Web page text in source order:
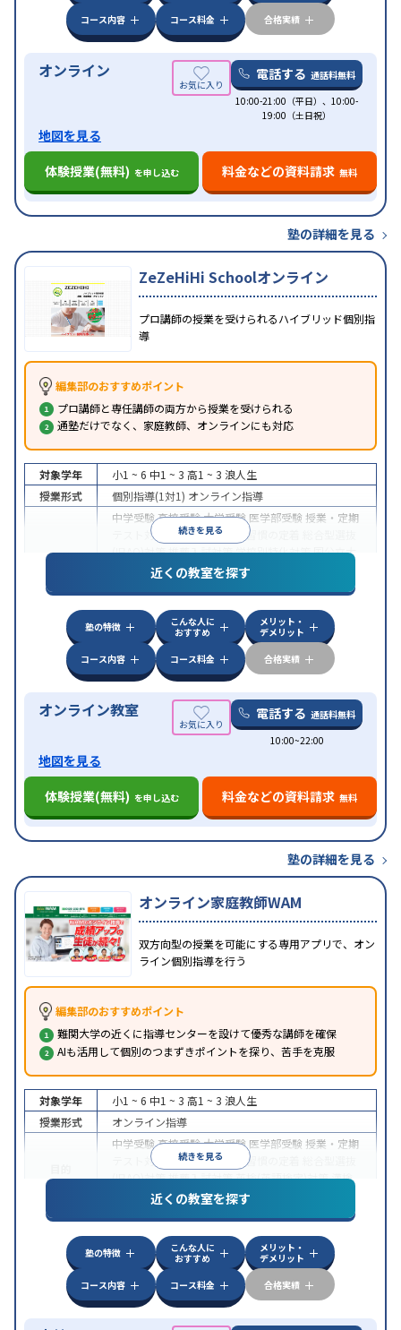
コース内容
コース料金 合格実績
オンライン 電話する 通話料無料
10:00-21:00（平日）、10:00-
19:00（土日祝）
地図を見る
体験授業(無料) を申し込む 料金などの資料請求 無料
塾の詳細を見る
ZeZeHiHi Schoolオンライン
プロ講師の授業を受けられるハイブリッド個別指
導
編集部のおすすめポイント
プロ講師と専任講師の両方から授業を受けられる
通塾だけでなく、家庭教師、オンラインにも対応
続きを見る
対象学年 小1 ~ 6 中1 ~ 3 高1 ~ 3 浪人生
授業形式
個別指導(1対1) オンライン指導
中学受験高校受験大学受験 医学部受験 授業・定期
テスト対策
内申点対策 学習習慣の定着
(旧AO)対策推薦入試対策学校別特化対策国公立大
私大対策共通テスト対策
英語・英会話特化
特徴
中高一貫校生に対応授業の振替可能 不登校生に対
オンライン対応 1科目から受講可能季節講習の
みの受講可
自習室あり
近くの教室を探す
塾の特徴
こんな人に
おすすめ
メリット・
デメリット
コース内容
コース料金 合格実績
オンライン教室 電話する 通話料無料
10:00~22:00
地図を見る
体験授業(無料) を申し込む 料金などの資料請求 無料
塾の詳細を見る
オンライン家庭教師WAM
双方向型の授業を可能にする専用アプリで、オン
ライン個別指導を行う
編集部のおすすめポイント
難関大学の近くに指導センターを設けて優秀な講師を確保
AIも活用して個別のつまずきポイントを探り、苦手を克服
続きを見る
対象学年 小1 ~ 6 中1 ~ 3 高1 ~ 3 浪人生
授業形式
オンライン指導
中学受験高校受験大学受験 医学部受験 授業・定期
テスト対策
内申点対策 学習習慣の定着
(旧AO)対策推薦入試対策英検(英語検定)対策漢検
(漢字検定)対策
中高一貫校生に対応成績保証制度あり授業の振替
可能不登校生に対応学習にPC・タブレットを利用
オンライン対応1科目から受講可能
近くの教室を探す
塾の特徴
こんな人に
おすすめ
メリット・
デメリット
コース内容
コース料金 合格実績